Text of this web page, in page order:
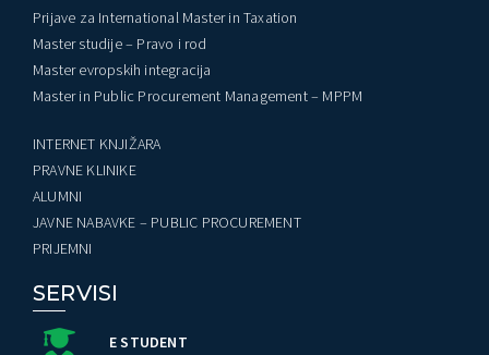
Prijave za International Master in Taxation
Master studije – Pravo i rod
Master evropskih integracija
Master in Public Procurement Management – MPPM
INTERNET KNJIŽARA
PRAVNE KLINIKE
ALUMNI
JAVNE NABAVKE – PUBLIC PROCUREMENT
PRIJEMNI
SERVISI
E STUDENT